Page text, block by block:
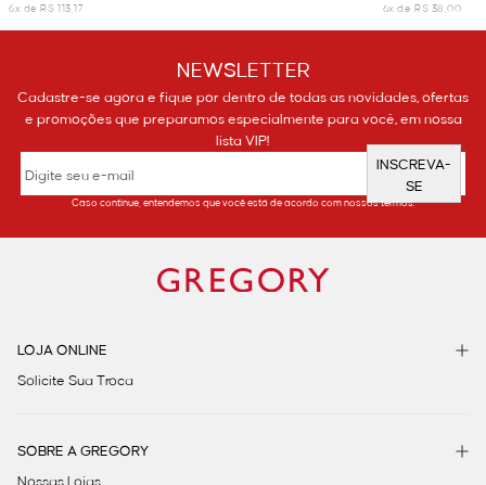
6x de R$ 113,17
6x de R$ 38,00
NEWSLETTER
Cadastre-se agora e fique por dentro de todas as novidades, ofertas
e promoções que preparamos especialmente para você, em nossa
lista VIP!
INSCREVA-
SE
Caso continue, entendemos que você está de acordo com nossos termos.
LOJA ONLINE
Solicite Sua Troca
SOBRE A GREGORY